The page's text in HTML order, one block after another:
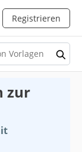
Registrieren
zur